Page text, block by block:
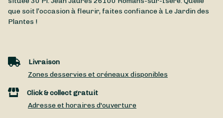
que soit l’occasion à fleurir, faites confiance à Le Jardin des
Plantes !
Livraison
Zones desservies et créneaux disponibles
Click & collect gratuit
Adresse et horaires d'ouverture